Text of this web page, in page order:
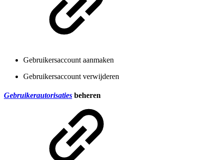
Gebruikersaccount aanmaken
Gebruikersaccount verwijderen
Gebruikerautorisaties beheren